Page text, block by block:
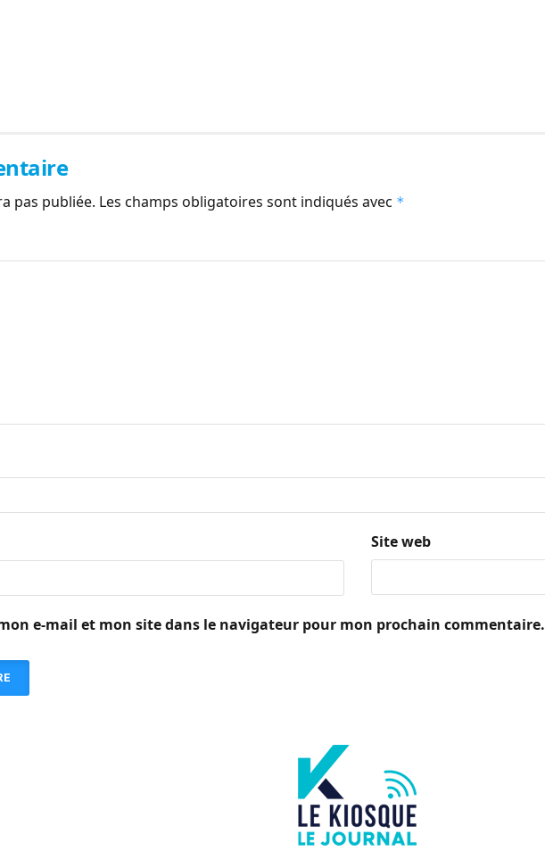
pas publiée. Les champs obligatoires sont indiqués avec *
Site web
e-mail et mon site dans le navigateur pour mon prochain commentaire.